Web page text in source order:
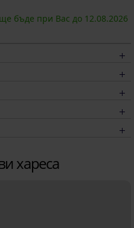
бъде при Вас до 12.08.2026
хареса